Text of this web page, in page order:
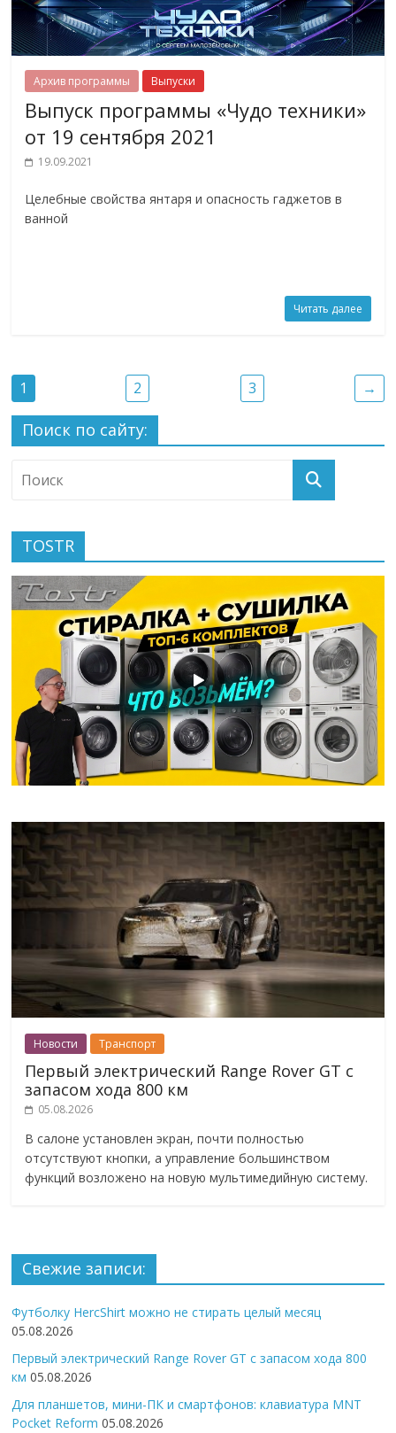
Архив программы Выпуски
Выпуск программы «Чудо техники»
от 19 сентября 2021
19.09.2021
Целебные свойства янтаря и опасность гаджетов в
ванной
Читать далее
1 2 3 →
Поиск по сайту:
TOSTR
Новости Транспорт
Первый электрический Range Rover GT с
запасом хода 800 км
05.08.2026
В салоне установлен экран, почти полностью
отсутствуют кнопки, а управление большинством
функций возложено на новую мультимедийную систему.
Свежие записи:
Футболку HercShirt можно не стирать целый месяц
05.08.2026
Первый электрический Range Rover GT с запасом хода 800
км 05.08.2026
Для планшетов, мини-ПК и смартфонов: клавиатура MNT
Pocket Reform 05.08.2026